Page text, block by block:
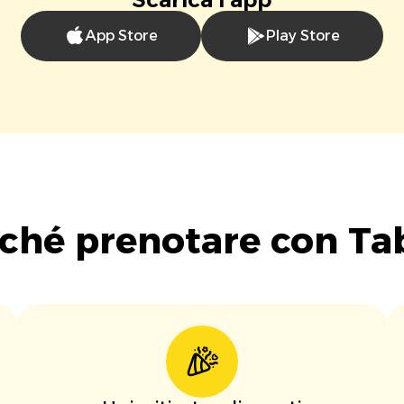
App Store Play Store
prenotare con